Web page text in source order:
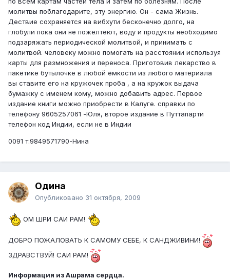
молитвы поблагодарите, эту энергию. Он - сама Жизнь.
Дествие сохраняется на вибхути бесконечно долго, на
глобули пока они не пожелтеют, воду и продукты необходимо
подзаряжать периодической молитвой, и принимать с
молитвой. человеку можно помогать на расстоянии используя
карты для размножения и переноса. Приготовив лекарство в
пакетике бутылочке в любой ёмкости из любого материала
вы ставите его на кружочек проба , а на кружок выдача
бумажку с именем кому, можно добавить адрес. Первое
издание книги можно приобрести в Калуге. справки по
телефону 9605257061 -Юля, второе издание в Путтапарти
телефон код Индии, если не в Индии
0091 т.9849571790-Нина
Одина
Опубликовано 31 октября, 2009
ОМ ШРИ САИ РАМ!
ДОБРО ПОЖАЛОВАТЬ К САМОМУ СЕБЕ, К САНДЖИВИНИ!
ЗДРАВСТВУЙ! САИ РАМ!
Информация из Ашрама сердца.